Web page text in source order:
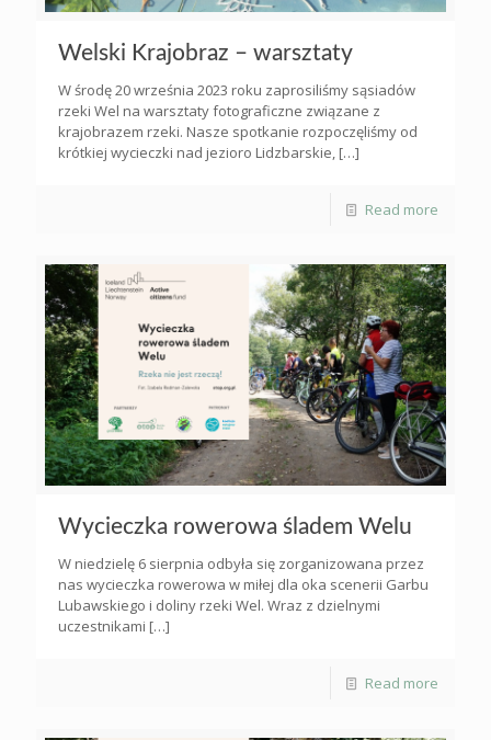
Welski Krajobraz – warsztaty
W środę 20 września 2023 roku zaprosiliśmy sąsiadów
rzeki Wel na warsztaty fotograficzne związane z
krajobrazem rzeki. Nasze spotkanie rozpoczęliśmy od
krótkiej wycieczki nad jezioro Lidzbarskie, […]
Read more
Wycieczka rowerowa śladem Welu
W niedzielę 6 sierpnia odbyła się zorganizowana przez
nas wycieczka rowerowa w miłej dla oka scenerii Garbu
Lubawskiego i doliny rzeki Wel. Wraz z dzielnymi
uczestnikami […]
Read more